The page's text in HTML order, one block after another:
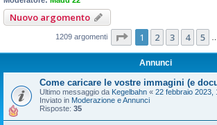
Nuovo argomento
1209 argomenti Pagina di 49
1 2 3 4 5
Annunci
Come caricare le vostre immagini (e
Ultimo messaggio da Kegelbahn « 22 febbraio 2023,
Inviato in Moderazione e Annunci
Risposte: 35